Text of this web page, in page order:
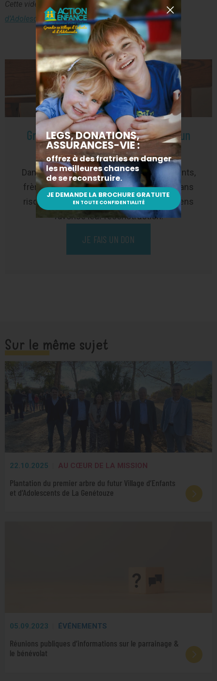
Cette vidéo a été tournée auVillage d’Enfants et
d’Adolescents de Soissons, dans l’Aisne.
Grandir avec ses frères et soeurs : un
besoin
Dans nos Villages d’Enfants et d’Adolescents,
frères et sœurs grandissent ensemble sans
risquer d’être séparés. Ce maintien des liens
favorise leur reconstruction.
JE FAIS UN DON
Sur le même sujet
22.10.2025 AU CŒUR DE LA MISSION
Plantation du premier arbre du futur Village d’Enfants
et d’Adolescents de La Genétouze
05.09.2023 ÉVÉNEMENTS
Réunions publiques d’informations sur le parrainage &
le bénévolat